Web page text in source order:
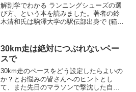
解剖学でわかる ランニングシューズの選
び方、という本を読みました。著者の鈴
木清和氏は駒澤大学の駅伝部出身で (箱根
想のフォームが決まり、フォームからシ
ューズから決ま...
30km走は絶対につぶれないペー
スで
30km走のペースをどう設定したらよいの
か？とお悩みの皆さんへのヒントとし
て、また先日のマラソンで撃沈した自戒